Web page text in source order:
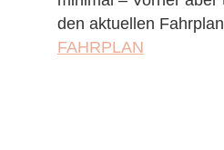
den aktuellen
FAHRPLAN